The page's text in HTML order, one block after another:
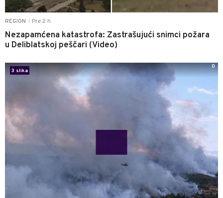
REGION Pre 2 h
Nezapamćena katastrofa: Zastrašujući snimci požara
u Deliblatskoj peščari (Video)
3 slika
0